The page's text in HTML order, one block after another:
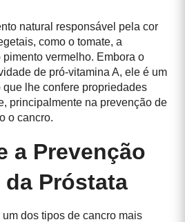
natural responsável pela cor
como o tomate, a
vermelho. Embora o
de pró-vitamina A, ele é um
lhe confere propriedades
principalmente na prevenção de
o cancro.
a Prevenção
Próstata
dos tipos de cancro mais